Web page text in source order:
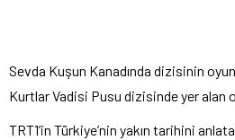
Sevda Kuşun Kanadında dizisinin
Kurtlar Vadisi Pusu dizisinde yer alan
TRT1’in Türkiye’nin yakın tarihini